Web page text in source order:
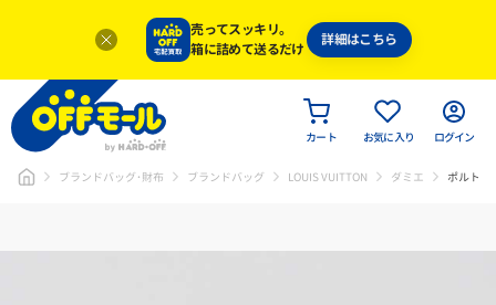
売ってスッキリ。
箱に詰めて送るだけ
詳細はこちら
カート お気に入り ログイン
ブランドバッグ･財布 ブランドバッグ LOUIS VUITTON ダミエ ポルトモ